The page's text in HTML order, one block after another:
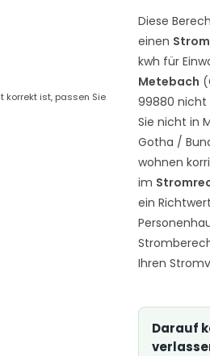
korrekt ist, passen Sie
Diese
einen
kwh für
Metebach
99880 nicht
Sie nicht in
Gotha /
wohnen
im
ein
Ihren
Darauf